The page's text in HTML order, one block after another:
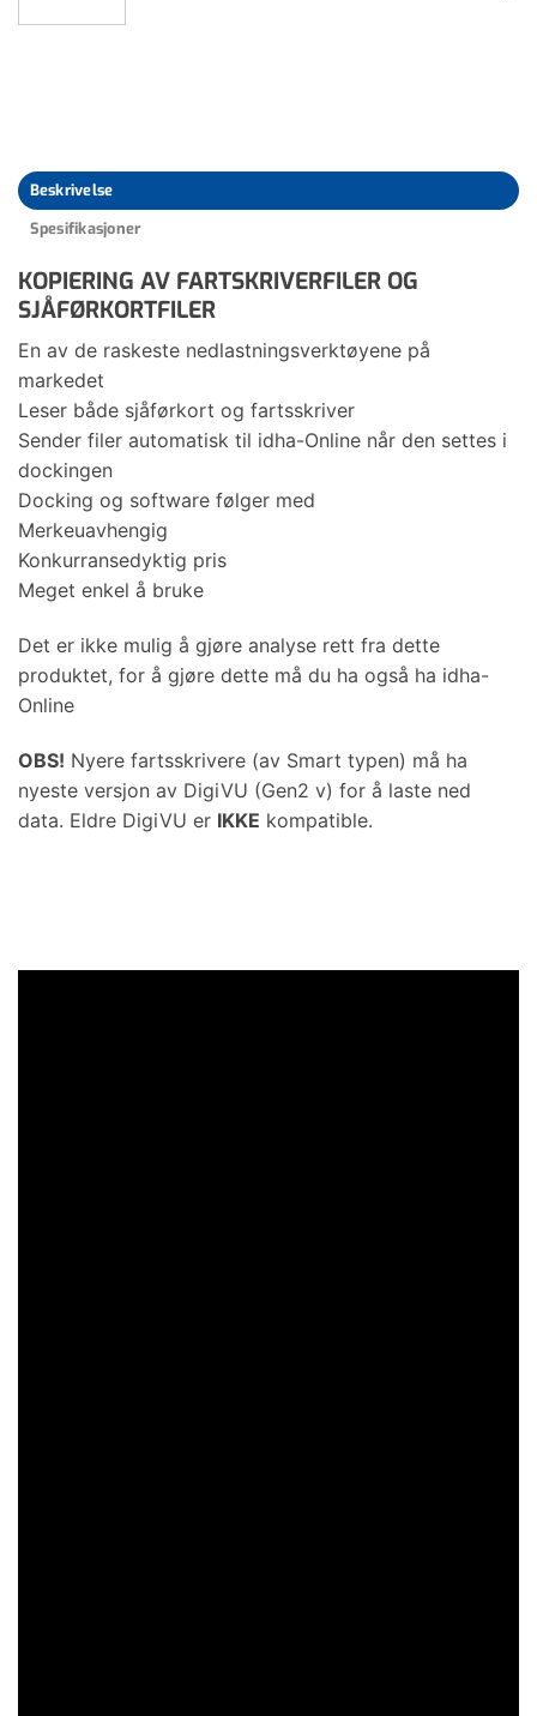
Beskrivelse
Spesifikasjoner
KOPIERING AV FARTSKRIVERFILER OG
SJÅFØRKORTFILER
En av de raskeste nedlastningsverktøyene på
markedet
Leser både sjåførkort og fartsskriver
Sender filer automatisk til idha-Online når den settes i
dockingen
Docking og software følger med
Merkeuavhengig
Konkurransedyktig pris
Meget enkel å bruke
Det er ikke mulig å gjøre analyse rett fra dette
produktet, for å gjøre dette må du ha også ha idha-
Online
OBS! Nyere fartsskrivere (av Smart typen) må ha
nyeste versjon av DigiVU (Gen2 v) for å laste ned
data. Eldre DigiVU er IKKE kompatible.